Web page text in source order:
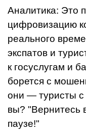
Аналитика: Это
цифровизацию
реального
экспатов и
к госуслугам и
борется с
они — туристы
вы? "Вернитесь
паузе!"